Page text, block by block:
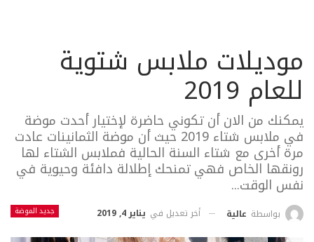
موديلات ملابس شتوية
للعام 2019
يمكنك من الان أن تكوني حاضرة لإختيار أحدت موضة
في ملابس شتاء 2019 حيث أن موضة الثمانينات عادت
مرة أخرى مع شتاء السنة الحالية فملابس الشتاء لها
رونقها الخاص فهي تمنحك إطلالة دافئة وحيوية في
نفس الوقت...
جديد الموضة بواسطة عالية أخر تعديل في يناير 4, 2019